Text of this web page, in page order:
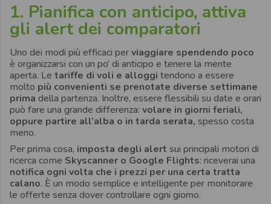
1. Pianifica con anticipo, attiva
gli alert dei comparatori
Uno dei modi più efficaci perviaggiare spendendo poco
è organizzarsi con un po’ di anticipo e tenere la mente
aperta. Le tariffe di voli e alloggi tendono a essere
molto più convenienti se prenotate diverse settimane
prima della partenza. Inoltre, essere flessibili su date e orari
può fare una grande differenza: volare in giorni feriali,
oppure partire all’alba o in tarda serata, spesso costa
meno.
Per prima cosa, imposta degli alert sui principali motori di
ricerca come Skyscanner o Google Flights: riceverai una
notifica ogni volta che i prezzi per una certa tratta
calano. È un modo semplice e intelligente per monitorare
le offerte senza dover controllare ogni giorno.